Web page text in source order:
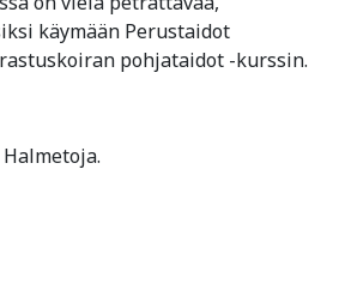
käymään Perustaidot
pohjataidot -kurssin.